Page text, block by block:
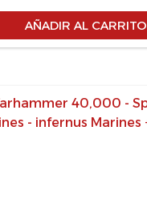
AÑADIR AL CARRITO